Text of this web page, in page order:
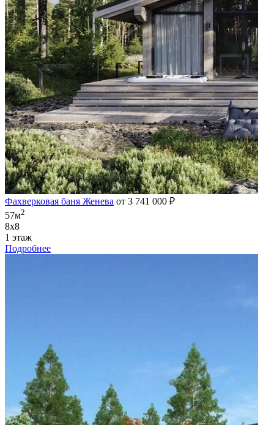
Фахверковая баня Женева от 3 741 000 ₽
57м2
8х8
1 этаж
Подробнее